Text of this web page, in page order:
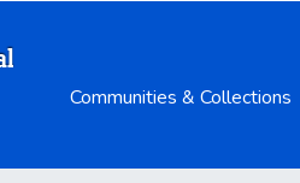
Communities & Collections